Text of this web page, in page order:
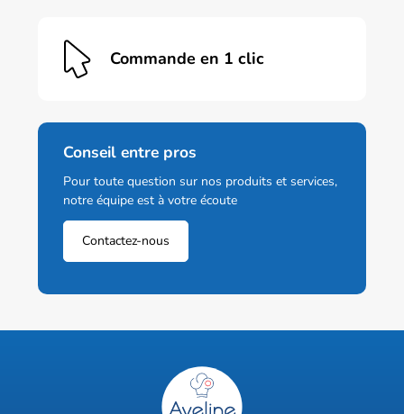
Commande en 1 clic
Conseil entre pros
Pour toute question sur nos produits et services,
notre équipe est à votre écoute
Contactez-nous